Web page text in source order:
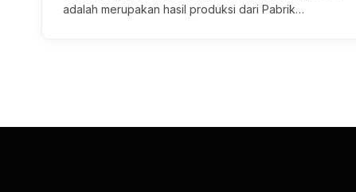
adalah merupakan hasil produksi dari Pabrik…